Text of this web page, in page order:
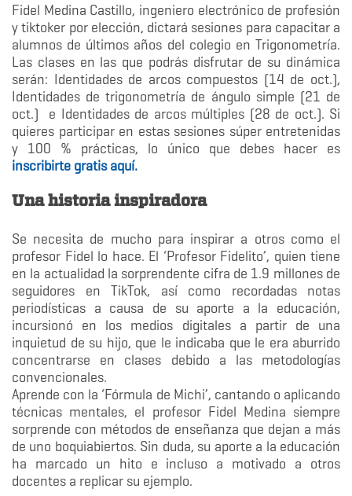
Fidel Medina Castillo, ingeniero electrónico de profesión
y tiktoker por elección, dictará sesiones para capacitar a
alumnos de últimos años del colegio en Trigonometría.
Las clases en las que podrás disfrutar de su dinámica
serán: Identidades de arcos compuestos (14 de oct.),
Identidades de trigonometría de ángulo simple (21 de
oct.) e Identidades de arcos múltiples (28 de oct.). Si
quieres participar en estas sesiones súper entretenidas
y 100 % prácticas, lo único que debes hacer es
inscribirte gratis aquí.
Una historia inspiradora
Se necesita de mucho para inspirar a otros como el
profesor Fidel lo hace. El ‘Profesor Fidelito’, quien tiene
en la actualidad la sorprendente cifra de 1.9 millones de
seguidores en TikTok, así como recordadas notas
periodísticas a causa de su aporte a la educación,
incursionó en los medios digitales a partir de una
inquietud de su hijo, que le indicaba que le era aburrido
concentrarse en clases debido a las metodologías
convencionales.
Aprende con la ‘Fórmula de Michi’, cantando o aplicando
técnicas mentales, el profesor Fidel Medina siempre
sorprende con métodos de enseñanza que dejan a más
de uno boquiabiertos. Sin duda, su aporte a la educación
ha marcado un hito e incluso a motivado a otros
docentes a replicar su ejemplo.